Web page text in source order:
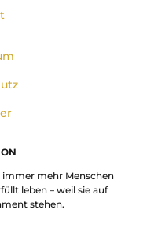
immer mehr Menschen
leben – weil sie auf
stehen.